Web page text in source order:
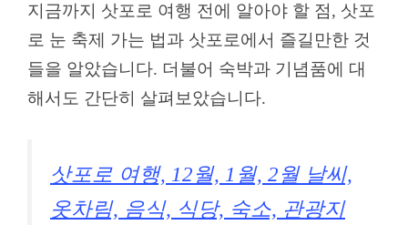
지금까지 삿포로 여행 전에 알아야 할 점, 삿포
로 눈 축제 가는 법과 삿포로에서 즐길만한 것
들을 알았습니다. 더불어 숙박과 기념품에 대
해서도 간단히 살펴보았습니다.
삿포로 여행, 12월, 1월, 2월 날씨,
옷차림, 음식, 식당, 숙소, 관광지